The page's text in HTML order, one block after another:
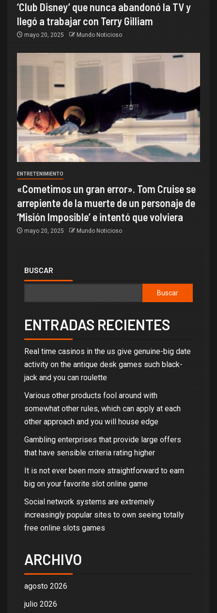
‘Club Disney’ que nunca abandonó la TV y
llegó a trabajar con Terry Gilliam
mayo 20, 2025 Mundo Noticioso
ENTRETENIMIENTO
«Cometimos un gran error». Tom Cruise se
arrepiente de la muerte de un personaje de
‘Misión Imposible’ e intentó que volviera
mayo 20, 2025 Mundo Noticioso
BUSCAR
Buscar
ENTRADAS RECIENTES
Real time casinos in the us give genuine-big date
activity on the antique desk games such black-
jack and you can roulette
Various other products fool around with
somewhat other rules, which can apply at each
other approach and you will house edge
Gambling enterprises that provide large offers
that have sensible criteria rating higher
It is not ever been more straightforward to earn
big on your favorite slot online game
Social network systems are extremely
increasingly popular sites to own seeing totally
free online slots games
ARCHIVO
agosto 2026
julio 2026